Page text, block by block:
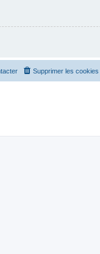
Supprimer les cookies